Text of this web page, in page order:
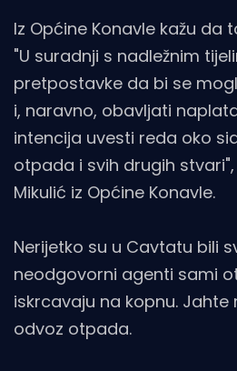
Iz Općine Konavle kažu da
"U suradnji s nadležnim
pretpostavke da bi se
i, naravno, obavljati
intencija uvesti reda oko
otpada i svih drugih
Mikulić iz Općine Konavle.
Nerijetko su u Cavtatu bili
neodgovorni agenti sami
iskrcavaju na kopnu. Jahte
odvoz otpada.